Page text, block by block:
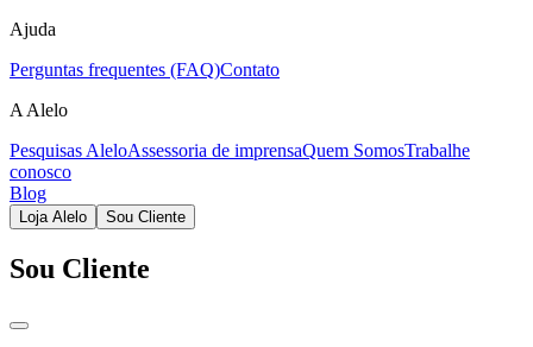
Ajuda
Perguntas frequentes (FAQ)Contato
A Alelo
Pesquisas AleloAssessoria de imprensaQuem SomosTrabalhe
conosco
Blog
Loja Alelo Sou Cliente
Sou Cliente